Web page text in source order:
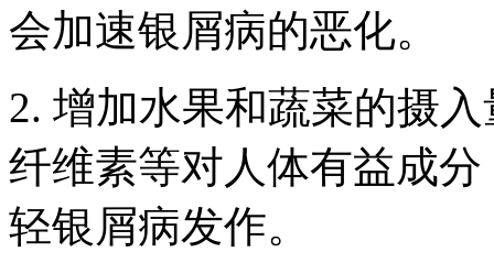
会加速银屑病的恶化。
2. 增加水果和蔬菜的摄
纤维素等对人体有益成
轻银屑病发作。